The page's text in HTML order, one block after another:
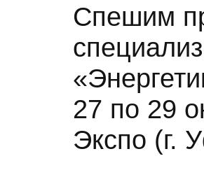
Спешим
27 по 29
Экспо (г.